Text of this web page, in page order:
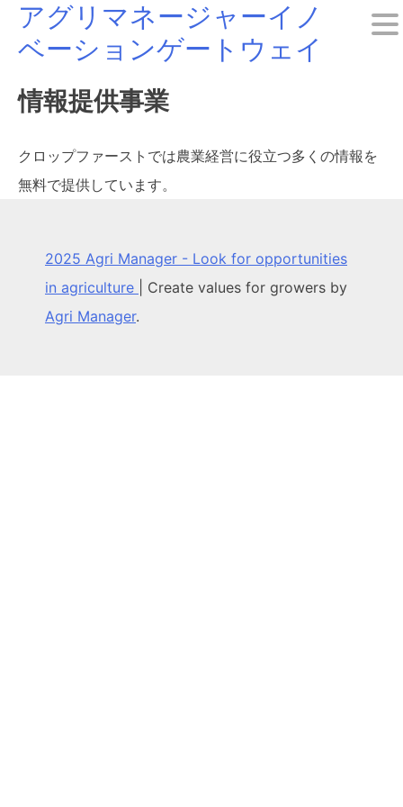
Skipアグリマネージャーイノ
ベーションゲートウェイ
情報提供事業
クロップファーストでは農業経営に役立つ多くの情報を
無料で提供しています。
2025 Agri Manager - Look for opportunities
in agriculture
Create values for growers by
Agri Manager.